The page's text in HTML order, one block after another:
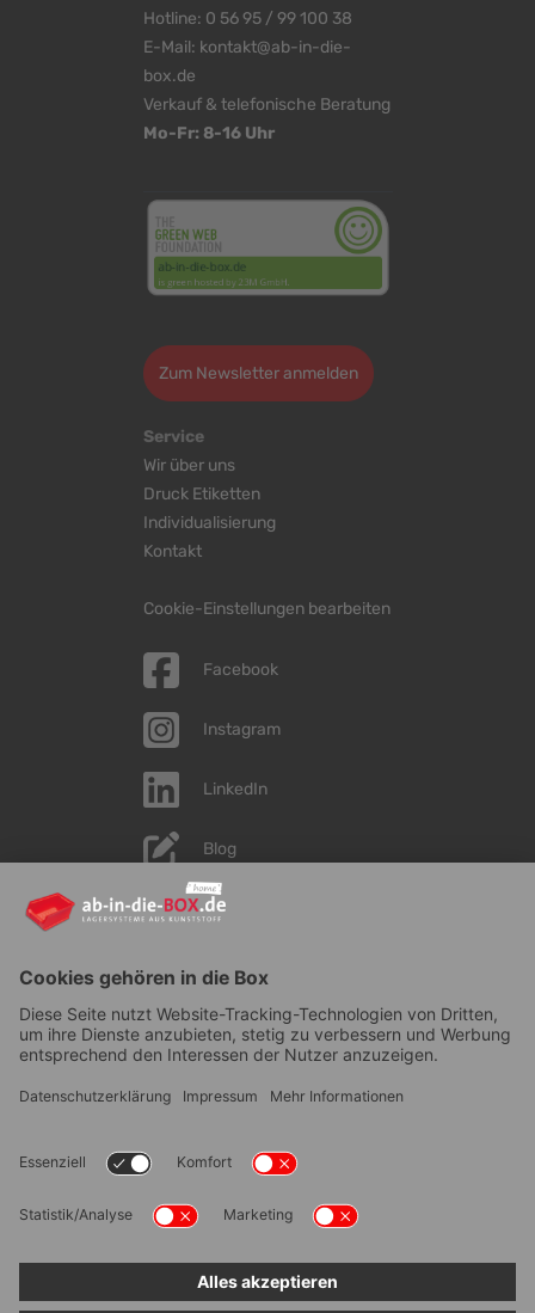
Hotline: 0 56 95 / 99 100 38
E-Mail: kontakt@ab-in-die-
box.de
Verkauf & telefonische Beratung
Mo-Fr: 8-16 Uhr
Zum Newsletter anmelden
Service
Wir über uns
Druck Etiketten
Individualisierung
Kontakt
Cookie-Einstellungen bearbeiten
Facebook
Instagram
LinkedIn
Blog
YouTube
Bestellvorgang|Impressum|Information zur
Barrierefreiheit